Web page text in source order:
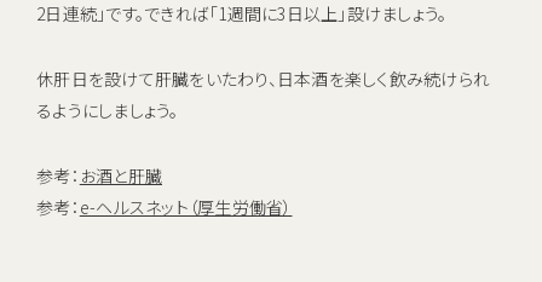
2日連続」です。できれば「1週間に3日以上」設けましょう。
休肝日を設けて肝臓をいたわり、日本酒を楽しく飲み続けられ
るようにしましょう。
参考： お酒と肝臓
参考： e-ヘルスネット（厚生労働省）